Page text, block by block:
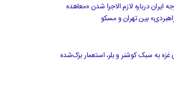
ایران درباره لازم‌ الاجرا شدن «معاهده
بین تهران و مسکو
غزه به سبک کوشنر و بلر، استعمار بزک‌شده